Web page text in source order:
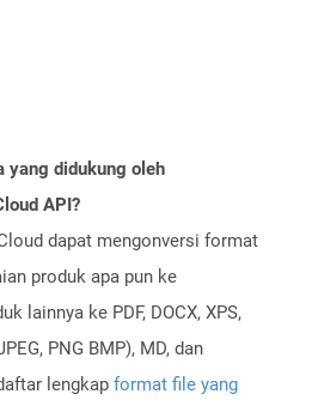
yang didukung oleh
API?
dapat mengonversi format
produk apa pun ke
lainnya ke PDF, DOCX, XPS,
PNG BMP), MD, dan
lengkap format file yang